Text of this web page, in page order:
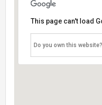
This page can't load
Do you own this website?